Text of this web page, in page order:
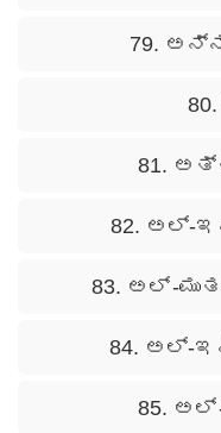
79.
81.
82. ಅಲ್-
83. ಅಲ್ -
84. ಅಲ್-
85. ಅಲ್